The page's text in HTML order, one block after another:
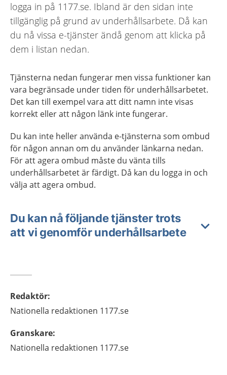
logga in på 1177.se. Ibland är den sidan inte
tillgänglig på grund av underhållsarbete. Då kan
du nå vissa e-tjänster ändå genom att klicka på
dem i listan nedan.
Tjänsterna nedan fungerar men vissa funktioner kan
vara begränsade under tiden för underhållsarbetet.
Det kan till exempel vara att ditt namn inte visas
korrekt eller att någon länk inte fungerar.
Du kan inte heller använda e-tjänsterna som ombud
för någon annan om du använder länkarna nedan.
För att agera ombud måste du vänta tills
underhållsarbetet är färdigt. Då kan du logga in och
välja att agera ombud.
Du kan nå följande tjänster trots
att vi genomför underhållsarbete
Redaktör:
Nationella redaktionen 1177.se
Granskare:
Nationella redaktionen 1177.se